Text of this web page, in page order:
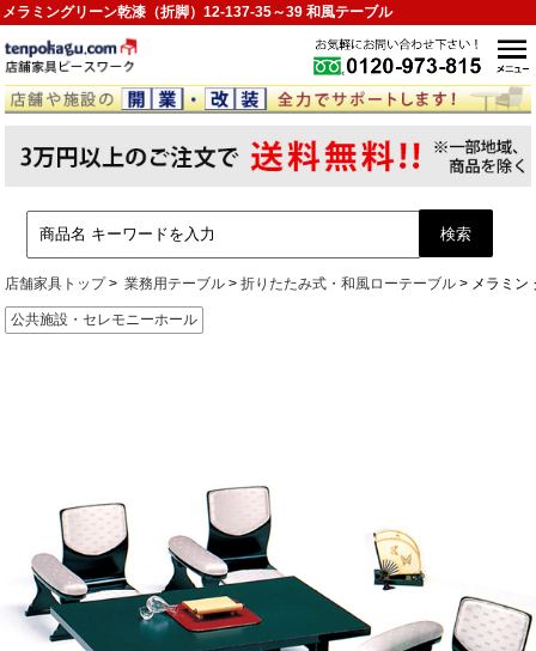
メラミングリーン乾漆（折脚）12-137-35～39 和風テーブル
店舗家具トップ 業務用テーブル 折りたたみ式・和風ローテーブル メラミン
公共施設・セレモニーホール